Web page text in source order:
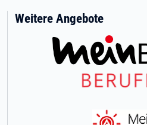
Weitere Angebote